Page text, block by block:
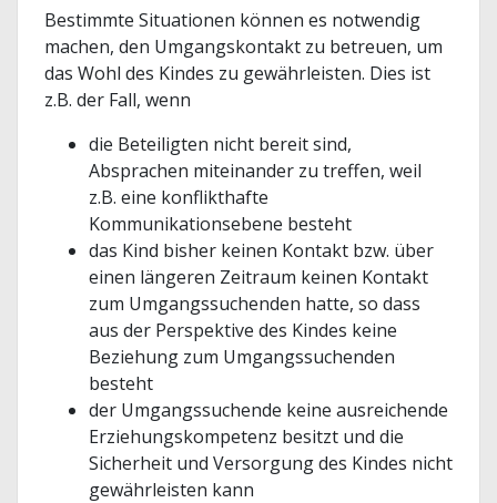
Bestimmte Situationen können es notwendig
machen, den Umgangskontakt zu betreuen, um
das Wohl des Kindes zu gewährleisten. Dies ist
z.B. der Fall, wenn
die Beteiligten nicht bereit sind,
Absprachen miteinander zu treffen, weil
z.B. eine konflikthafte
Kommunikationsebene besteht
das Kind bisher keinen Kontakt bzw. über
einen längeren Zeitraum keinen Kontakt
zum Umgangssuchenden hatte, so dass
aus der Perspektive des Kindes keine
Beziehung zum Umgangssuchenden
besteht
der Umgangssuchende keine ausreichende
Erziehungskompetenz besitzt und die
Sicherheit und Versorgung des Kindes nicht
gewährleisten kann